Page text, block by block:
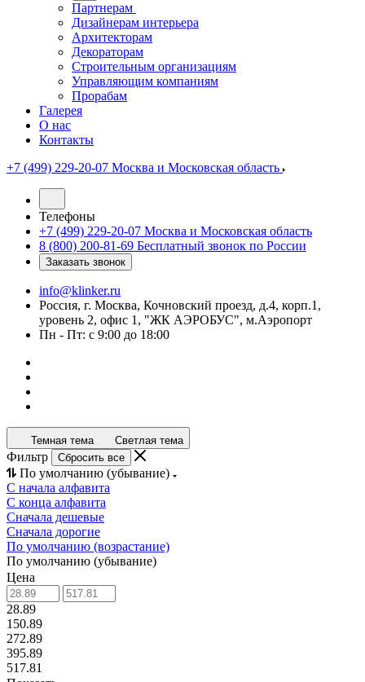
Партнерам
Дизайнерам интерьера
Архитекторам
Декораторам
Строительным организациям
Управляющим компаниям
Прорабам
Галерея
О нас
Контакты
+7 (499) 229-20-07 Москва и Московская область
Телефоны
+7 (499) 229-20-07 Москва и Московская область
8 (800) 200-81-69 Бесплатный звонок по России
Заказать звонок
info@klinker.ru
Россия, г. Москва, Кочновский проезд, д.4, корп.1,
уровень 2, офис 1, "ЖК АЭРОБУС", м.Аэропорт
Пн - Пт: с 9:00 до 18:00
Темная тема Светлая тема
Фильтр Сбросить все
По умолчанию (убывание)
С начала алфавита
С конца алфавита
Сначала дешевые
Сначала дорогие
По умолчанию (возрастание)
По умолчанию (убывание)
Цена
28.89
150.89
272.89
395.89
517.81